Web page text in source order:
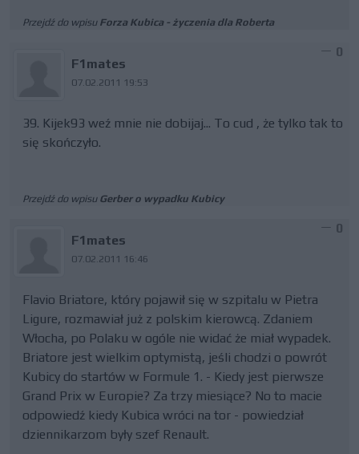
Przejdź do wpisu Forza Kubica - życzenia dla Roberta
F1mates
07.02.2011 19:53
0
39. Kijek93 weź mnie nie dobijaj... To cud , że tylko tak to
się skończyło.
Przejdź do wpisu Gerber o wypadku Kubicy
F1mates
07.02.2011 16:46
0
Flavio Briatore, który pojawił się w szpitalu w Pietra
Ligure, rozmawiał już z polskim kierowcą. Zdaniem
Włocha, po Polaku w ogóle nie widać że miał wypadek.
Briatore jest wielkim optymistą, jeśli chodzi o powrót
Kubicy do startów w Formule 1. - Kiedy jest pierwsze
Grand Prix w Europie? Za trzy miesiące? No to macie
odpowiedź kiedy Kubica wróci na tor - powiedział
dziennikarzom były szef Renault.